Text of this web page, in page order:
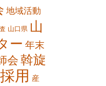
地域活動
山口県 山
ー 年末
会斡旋
用 産